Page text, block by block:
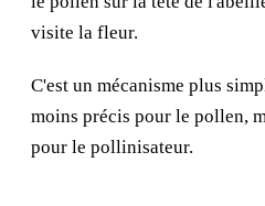
visite la fleur.
C'est un mécanisme plus
moins précis pour le pollen,
pour le pollinisateur.